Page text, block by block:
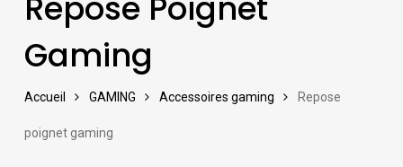
Gaming
Accueil GAMING Accessoires gaming Repose
poignet gaming